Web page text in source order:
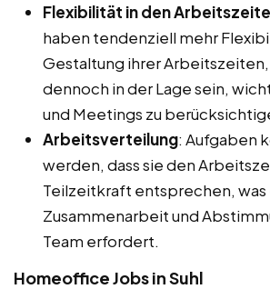
Flexibilität in den
haben tendenziell mehr
Gestaltung ihrer
dennoch in der Lage sein,
und Meetings zu
Arbeitsverteilung: Aufgaben
werden, dass sie den
Teilzeitkraft entsprechen, was
Zusammenarbeit und
Team erfordert.
Homeoffice Jobs in Suhl